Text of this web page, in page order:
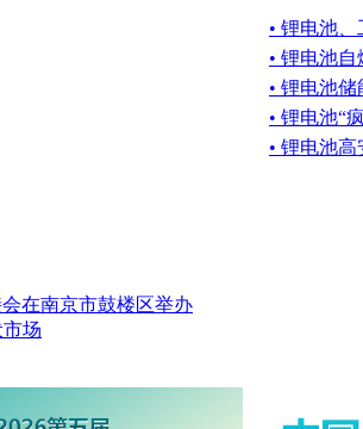
• 锂电池
• 锂电池
• 锂电池储
• 锂电池“
• 锂电池
在南京市鼓楼区举办
场